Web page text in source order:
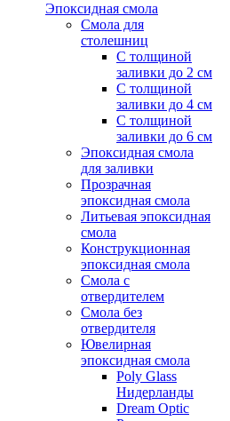
Эпоксидная смола
Смола для
столешниц
С толщиной
заливки до 2 см
С толщиной
заливки до 4 см
С толщиной
заливки до 6 см
Эпоксидная смола
для заливки
Прозрачная
эпоксидная смола
Литьевая эпоксидная
смола
Конструкционная
эпоксидная смола
Смола с
отвердителем
Смола без
отвердителя
Ювелирная
эпоксидная смола
Poly Glass
Нидерланды
Dream Optic